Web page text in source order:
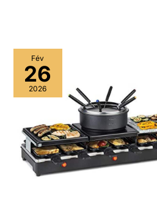
Fév
26
2026